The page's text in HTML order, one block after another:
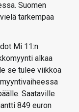
Suomen
tarkempaa
Mi 11:n
alkaa
se tulee viikkoa
Saataville
849 euron